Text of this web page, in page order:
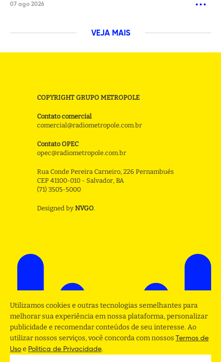
07 ago 2026
VEJA MAIS
COPYRIGHT GRUPO METROPOLE
Contato comercial
comercial@radiometropole.com.br
Contato OPEC
opec@radiometropole.com.br
Rua Conde Pereira Carneiro, 226 Pernambués
CEP 41100-010 - Salvador, BA
(71) 3505-5000
Designed by NVGO.
Utilizamos cookies e outras tecnologias semelhantes para
melhorar sua experiência em nossa plataforma, personalizar
publicidade e recomendar conteúdos de seu interesse. Ao
utilizar nossos serviços, você concorda com nossos Termos de
Uso e Politica de Privacidade.